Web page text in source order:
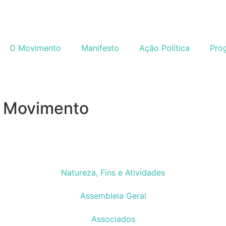
O Movimento Manifesto Ação Política
Natureza, Fins e Atividades
Assembleia Geral
Associados